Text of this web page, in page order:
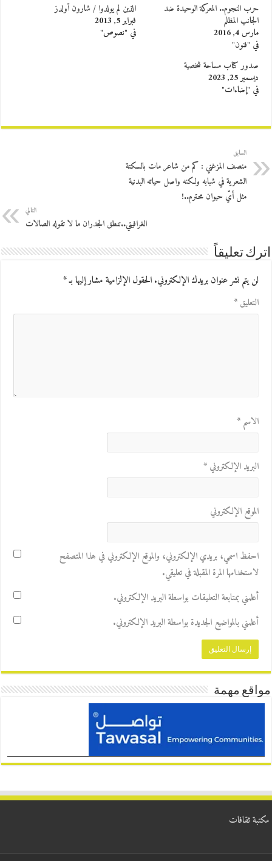
حرب النجوم.. المعركة الوحيدة ضد
الجانب المظلم
مارس 4, 2016
في "فنون"
الذين لم يولدوا / شارون أولدز
فبراير 5, 2013
في "نصوص"
صدور كتاب مساحة شخصية
ديسمبر 25, 2023
في "إضاءات"
السابق
منصف المزغني : كم من شاعر مات بالسكتة
الشعرية في شبابه ولكنه واصل حياته البدنية
مثل أيّ حيوان محترم..!
التالي
الغرافيتي..تنطق الجدران ما لا تقوله الصالات
اترك تعليقاً
لن يتم نشر عنوان بريدك الإلكتروني.الحقول الإلزامية مشار إليها بـ*
التعليق*
الاسم*
البريد الإلكتروني*
الموقع الإلكتروني
احفظ اسمي، بريدي الإلكتروني، والموقع الإلكتروني في هذا المتصفح
لاستخدامها المرة المقبلة في تعليقي.
أعلمني بمتابعة التعليقات بواسطة البريد الإلكتروني.
أعلمني بالمواضيع الجديدة بواسطة البريد الإلكتروني.
مواقع مهمة
مكتبة ثقافات